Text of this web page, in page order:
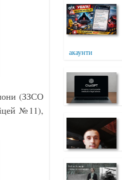
(ЗЗСО
№11),
акаунти